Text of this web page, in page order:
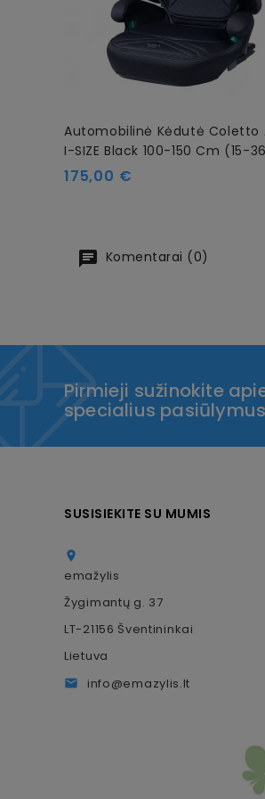
Automobilinė Kėdutė Coletto
I-SIZE Black 100-150 Cm (15-
Kaina
175,00 €
Komentarai (0)
Pirmieji sužinokite
specialius
SUSISIEKITE SU MUMIS

emažylis
Žygimantų g. 37
LT-21156 Šventininkai
Lietuva
 info@emazylis.lt